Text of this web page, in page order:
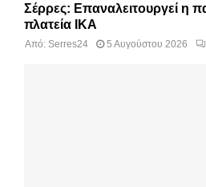
Σέρρες: Επαναλειτουργεί η
πλατεία ΙΚΑ
Από: Serres24 5 Αυγούστου 2026